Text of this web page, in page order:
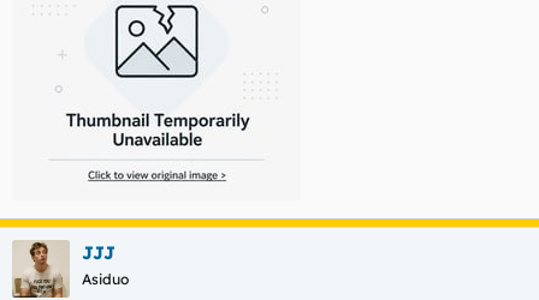
JJJ
Asiduo